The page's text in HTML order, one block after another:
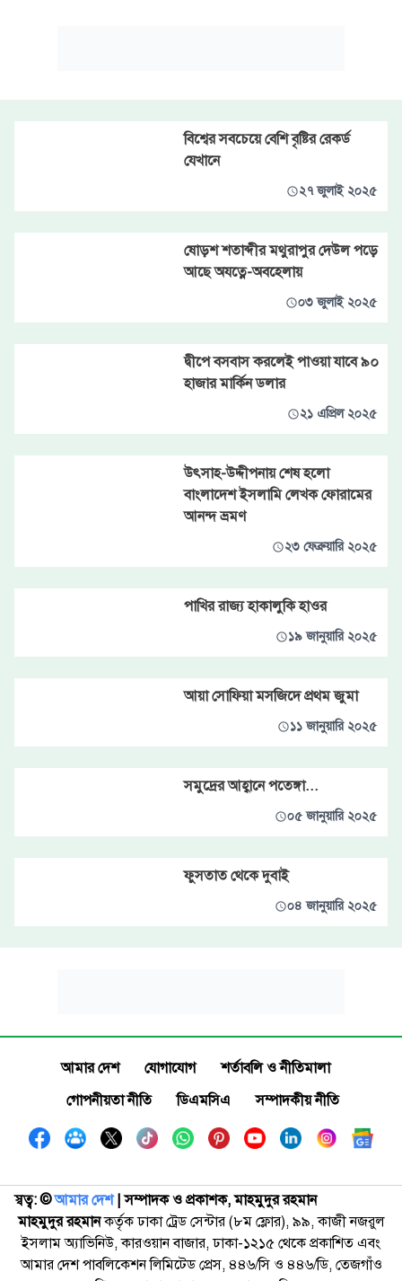
বিশ্বের সবচেয়ে বেশি বৃষ্টির রেকর্ড
যেখানে
২৭ জুলাই ২০২৫
ষোড়শ শতাব্দীর মথুরাপুর দেউল পড়ে
আছে অযত্নে-অবহেলায়
০৩ জুলাই ২০২৫
দ্বীপে বসবাস করলেই পাওয়া যাবে ৯০
হাজার মার্কিন ডলার
২১ এপ্রিল ২০২৫
উৎসাহ-উদ্দীপনায় শেষ হলো
বাংলাদেশ ইসলামি লেখক ফোরামের
আনন্দ ভ্রমণ
২৩ ফেব্রুয়ারি ২০২৫
পাখির রাজ্য হাকালুকি হাওর
১৯ জানুয়ারি ২০২৫
আয়া সোফিয়া মসজিদে প্রথম জুমা
১১ জানুয়ারি ২০২৫
সমুদ্রের আহ্বানে পতেঙ্গা...
০৫ জানুয়ারি ২০২৫
ফুসতাত থেকে দুবাই
০৪ জানুয়ারি ২০২৫
আমার দেশ যোগাযোগ
শর্তাবলি ও নীতিমালা
গোপনীয়তা নীতি
ডিএমসিএ সম্পাদকীয় নীতি
স্বত্ব: ©️আমার দেশ| সম্পাদক ও প্রকাশক, মাহমুদুর রহমান
মাহমুদুর রহমানকর্তৃক ঢাকা ট্রেড সেন্টার (৮ম ফ্লোর), ৯৯, কাজী নজরুল
ইসলাম অ্যাভিনিউ, কারওয়ান বাজার, ঢাকা-১২১৫ থেকে প্রকাশিত এবং
আমার দেশ পাবলিকেশন লিমিটেড প্রেস, ৪৪৬/সি ও ৪৪৬/ডি, তেজগাঁও